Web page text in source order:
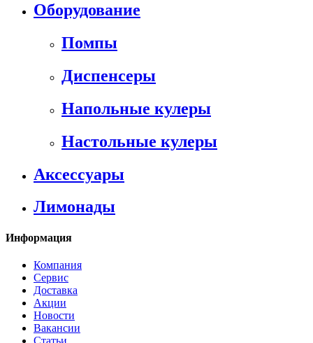
Оборудование
Помпы
Диспенсеры
Напольные кулеры
Настольные кулеры
Аксессуары
Лимонады
Информация
Компания
Сервис
Доставка
Акции
Новости
Вакансии
Статьи